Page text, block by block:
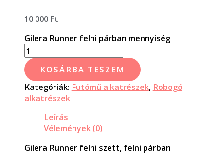
10 000 Ft
Gilera Runner felni párban mennyiség
KOSÁRBA TESZEM
Kategóriák: Futómű alkatrészek, Robogó
alkatrészek
Leírás
Vélemények (0)
Gilera Runner felni szett, felni párban